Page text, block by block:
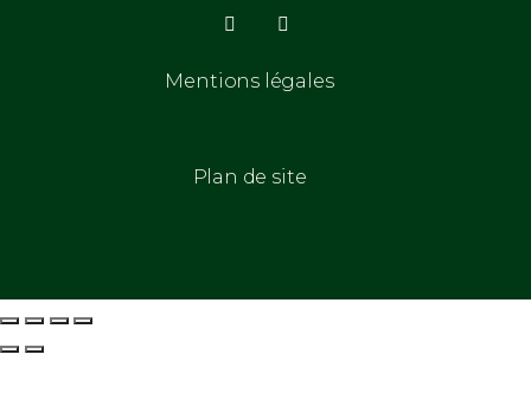
Mentions légales
Plan de site